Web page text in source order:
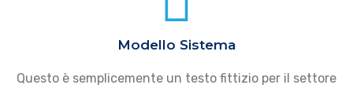
Modello Sistema
Questo è semplicemente un testo fittizio per il settore